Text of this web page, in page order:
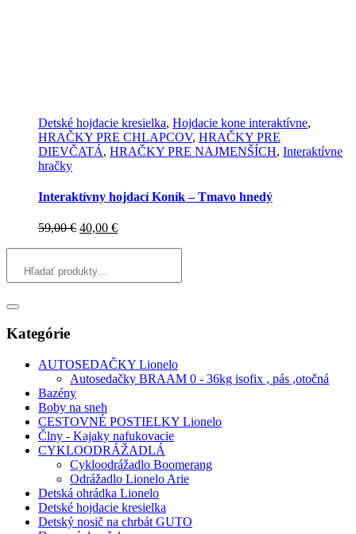
Detské hojdacie kresielka, Hojdacie kone interaktívne,
HRAČKY PRE CHLAPCOV, HRAČKY PRE
DIEVČATÁ, HRAČKY PRE NAJMENŠÍCH, Interaktívne
hračky
Interaktívny hojdací Koník – Tmavo hnedý
59,00 € Pôvodná
59,00 €.
40,00 €Aktuálna
Kategórie
AUTOSEDAČKY Lionelo
Autosedačky BRAAM 0 - 36kg isofix , pás ,otočná
Bazény
Boby na sneh
CESTOVNÉ POSTIELKY Lionelo
Člny - Kajaky nafukovacie
CYKLOODRÁŽADLÁ
Cykloodrážadlo Boomerang
Odrážadlo Lionelo Arie
Detská ohrádka Lionelo
Detské hojdacie kresielka
Detský nosič na chrbát GUTO